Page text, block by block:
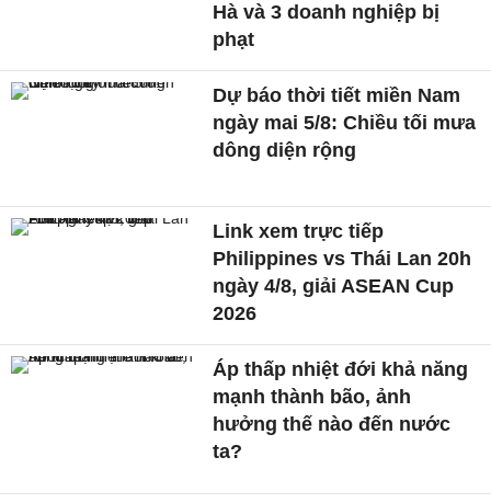
Hà và 3 doanh nghiệp bị
phạt
Dự báo thời tiết miền Nam
ngày mai 5/8: Chiều tối mưa
dông diện rộng
Link xem trực tiếp
Philippines vs Thái Lan 20h
ngày 4/8, giải ASEAN Cup
2026
Áp thấp nhiệt đới khả năng
mạnh thành bão, ảnh
hưởng thế nào đến nước
ta?